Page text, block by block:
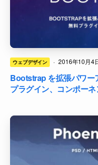
ウェブデザイン · 2016年10月4
Bootstrap を拡張パワー
プラグイン、コンポー